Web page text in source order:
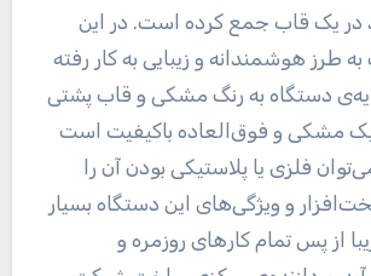
یک قاب جمع کرده است. در این
طرز هوشمندانه و زیبایی به کار رفته
دستگاه به رنگ مشکی و قاب پشتی
مشکی و فوق‌العاده باکیفیت است
فلزی یا پلاستیکی بودن آن را
و ویژگی‌های این دستگاه بسیار
از پس تمام کارهای روزمره و